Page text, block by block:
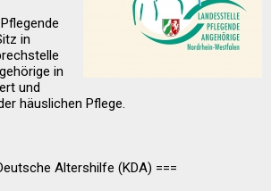
in
in
und
häuslichen Pflege.
Altershilfe (KDA) ===